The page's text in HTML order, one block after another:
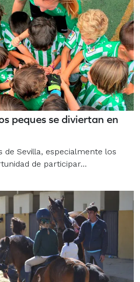
peques se diviertan en
de Sevilla, especialmente los
de participar…